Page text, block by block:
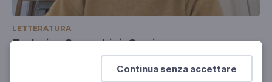
Continua senza accettare
LETTERATURA
Federica Seneghini, Grazia
Con un saggio di Mario Giani